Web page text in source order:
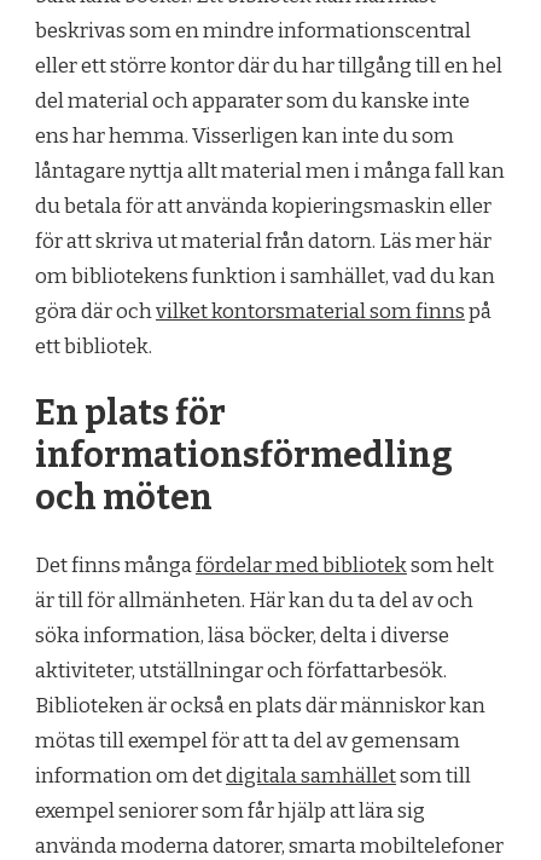
beskrivas som en mindre informationscentral
eller ett större kontor där du har tillgång till en hel
del material och apparater som du kanske inte
ens har hemma. Visserligen kan inte du som
låntagare nyttja allt material men i många fall kan
du betala för att använda kopieringsmaskin eller
för att skriva ut material från datorn. Läs mer här
om bibliotekens funktion i samhället, vad du kan
göra där ochvilket kontorsmaterial som finnspå
ett bibliotek.
En plats för
informationsförmedling
och möten
Det finns mångafördelar med biblioteksom helt
är till för allmänheten. Här kan du ta del av och
söka information, läsa böcker, delta i diverse
aktiviteter, utställningar och författarbesök.
Biblioteken är också en plats där människor kan
mötas till exempel för att ta del av gemensam
information om detdigitala samhälletsom till
exempel seniorer som får hjälp att lära sig
använda moderna datorer, smarta mobiltelefoner